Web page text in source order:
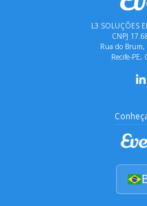
L3 SOLUÇÕES
CNPJ
Rua do Brum,
Recife-PE,